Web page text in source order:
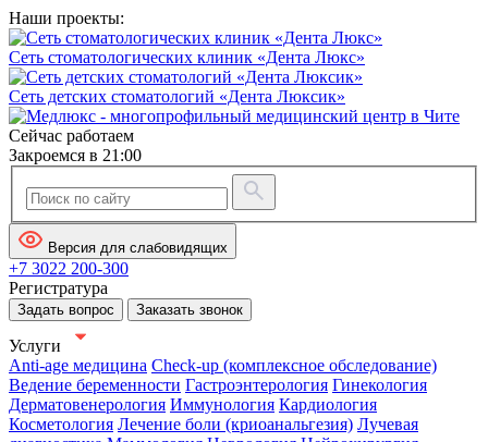
Наши проекты:
Сеть стоматологических клиник «Дента Люкс»
Сеть детских стоматологий «Дента Люксик»
Сейчас работаем
Закроемся в 21:00
Версия для слабовидящих
+7 3022 200-300
Регистратура
Задать вопрос Заказать звонок
Услуги
Anti-age медицина Check-up (комплексное обследование)
Ведение беременности Гастроэнтерология Гинекология
Дерматовенерология Иммунология Кардиология
Косметология Лечение боли (криоанальгезия) Лучевая